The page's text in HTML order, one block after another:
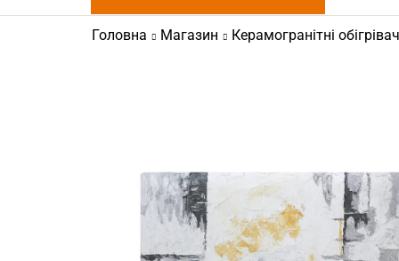
Головна Магазин Керамогранітні